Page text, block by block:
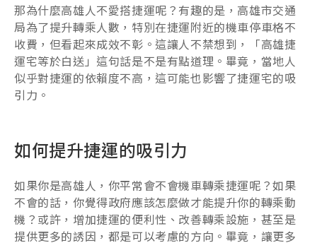
那為什麼高雄人不愛搭捷運呢？有趣的是，高雄市交通
局為了提升轉乘人數，特別在捷運附近的機車停車格不
收費，但看起來成效不彰。這讓人不禁想到，「高雄捷
運宅等於白送」這句話是不是有點道理。畢竟，當地人
似乎對捷運的依賴度不高，這可能也影響了捷運宅的吸
引力。
如何提升捷運的吸引力
如果你是高雄人，你平常會不會機車轉乘捷運呢？如果
不會的話，你覺得政府應該怎麼做才能提升你的轉乘動
機？或許，增加捷運的便利性、改善轉乘設施，甚至是
提供更多的誘因，都是可以考慮的方向。畢竟，讓更多